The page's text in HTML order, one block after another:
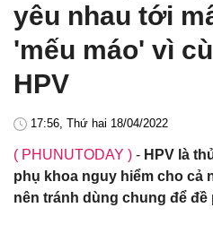
yêu nhau tới
'mếu máo' vì
HPV
17:56, Thứ hai 18/04/2022
( PHUNUTODAY ) - HPV là
phụ khoa nguy hiểm cho cả
nên tránh dùng chung để